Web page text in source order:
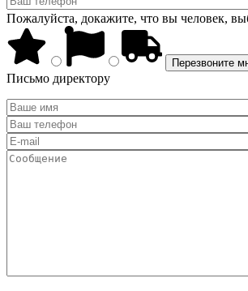
Пожалуйста, докажите, что вы человек,
Письмо директору